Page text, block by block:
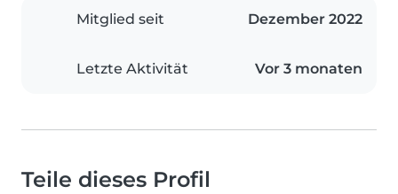
Mitglied seit Dezember 2022
Letzte Aktivität Vor 3 monaten
Teile dieses Profil